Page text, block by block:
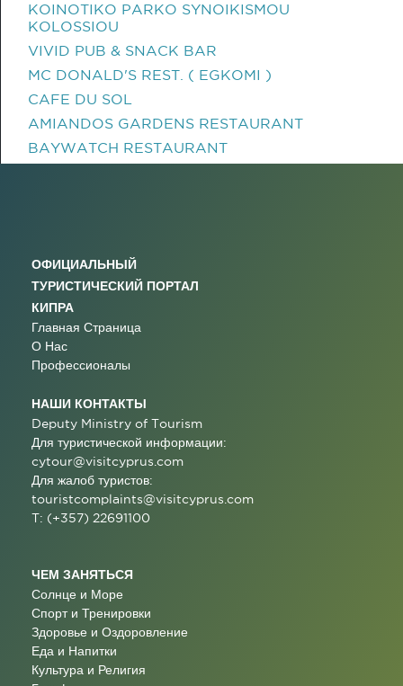
KOINOTIKO PARKO SYNOIKISMOU
KOLOSSIOU
VIVID PUB & SNACK BAR
MC DONALD'S REST. ( EGKOMI )
CAFE DU SOL
AMIANDOS GARDENS RESTAURANT
BAYWATCH RESTAURANT
ОФИЦИАЛЬНЫЙ
ТУРИСТИЧЕСКИЙ ПОРТАЛ
КИПРА
Главная Страница
О Нас
Профессионалы
НАШИ КОНТАКТЫ
Deputy Ministry of Tourism
Для туристической информации:
cytour@visitcyprus.com
Для жалоб туристов:
touristcomplaints@visitcyprus.com
T: (+357) 22691100
ЧЕМ ЗАНЯТЬСЯ
Солнце и Море
Спорт и Тренировки
Здоровье и Оздоровление
Еда и Напитки
Культура и Религия